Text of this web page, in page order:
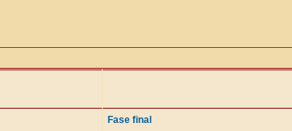
Fase final